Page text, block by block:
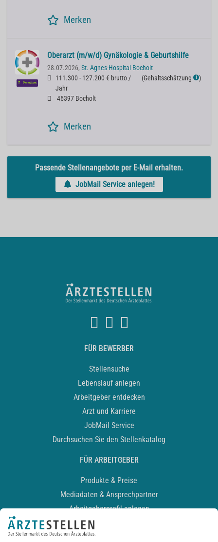
Merken
Premium
Oberarzt (m/w/d) Gynäkologie & Geburtshilfe
28.07.2026, St. Agnes-Hospital Bocholt
111.300 - 127.200 € brutto /
Jahr
(Gehaltsschätzung ℹ )
46397 Bocholt
Merken
Passende Stellenangebote per E-Mail erhalten.
JobMail Service anlegen!
FÜR BEWERBER
Stellensuche
Lebenslauf anlegen
Arbeitgeber entdecken
Arzt und Karriere
JobMail Service
Durchsuchen Sie den Stellenkatalog
FÜR ARBEITGEBER
Produkte & Preise
Mediadaten & Ansprechpartner
Arbeitgeberprofil anlegen
Recruiting-Podcast